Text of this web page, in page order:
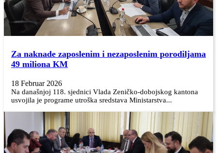
Za naknade zaposlenim i nezaposlenim porodiljama
49 miliona KM
18 Februar 2026
Na današnjoj 118. sjednici Vlada Zeničko-dobojskog kantona
usvojila je programe utroška sredstava Ministarstva...